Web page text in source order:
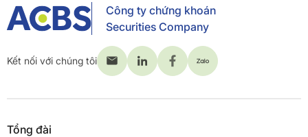
Công ty chứng khoán
Securities Company
Kết nối với chúng tôi
Tổng đài